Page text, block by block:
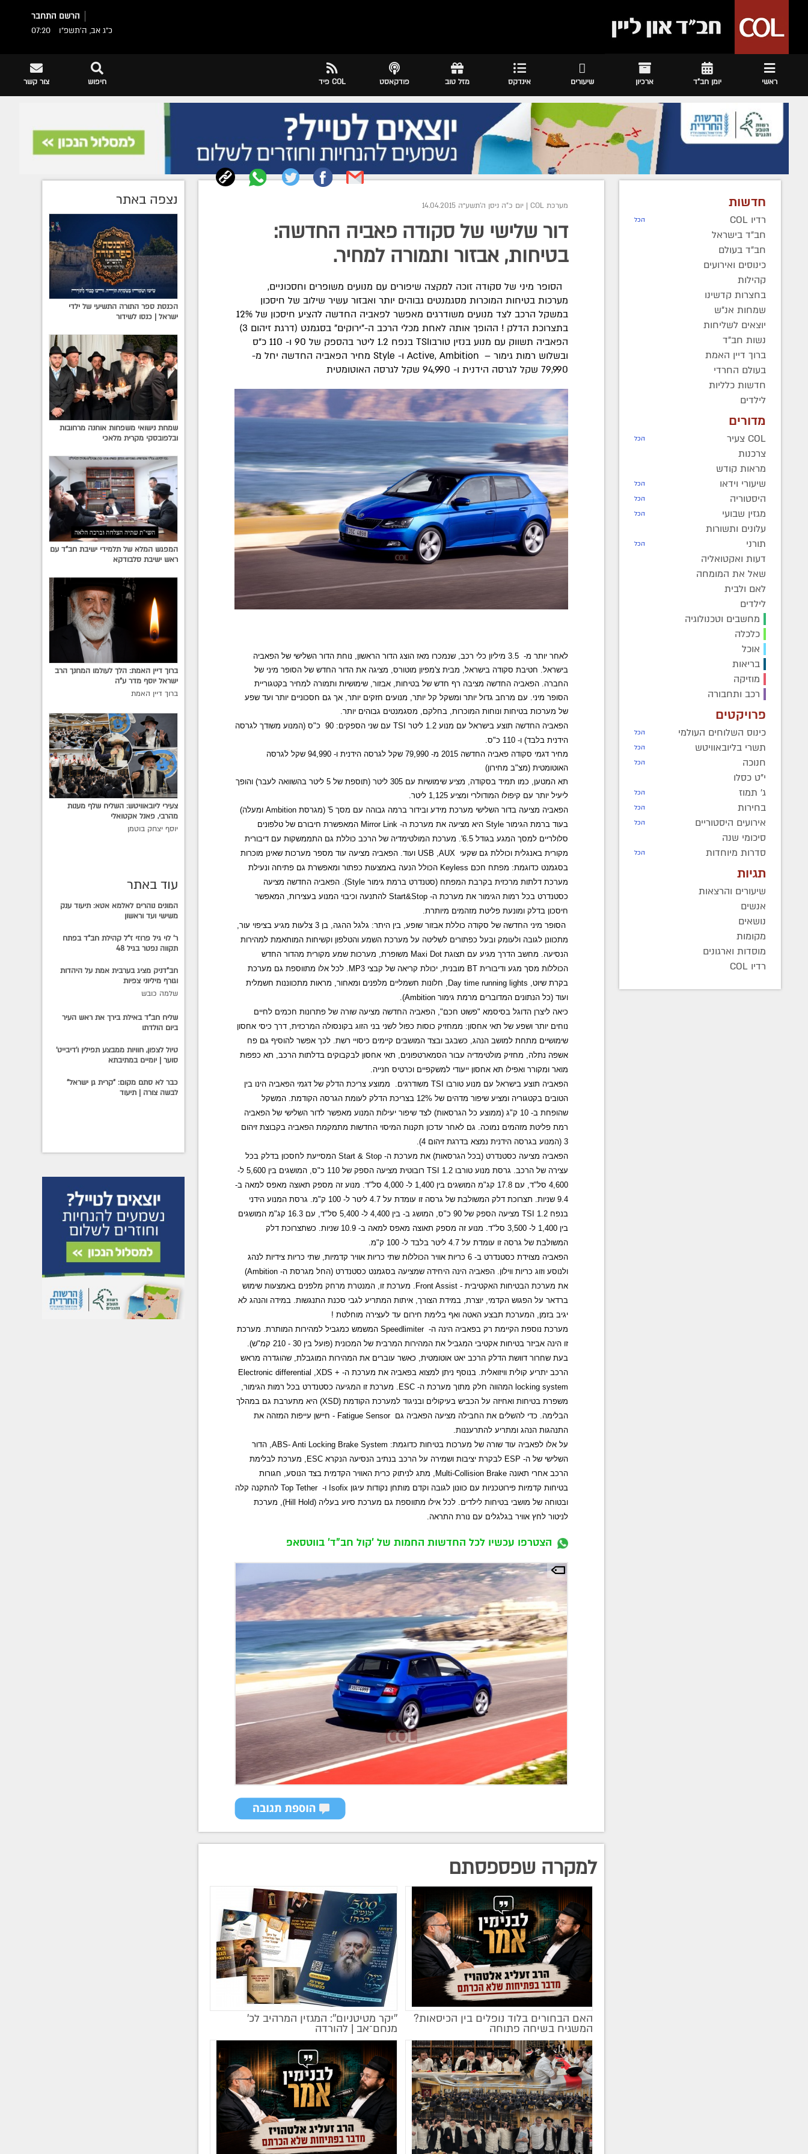
הרשם התחבר
כ"ג אב, ה׳תשפ״ו
07:20
ראשי יומן חב"ד ארכיון שיעורים אינדקס מזל טוב פודקאסט COL פיד צור קשר חיפוש
חדשות
רדיו COL הכל
חב"ד בישראל
חב"ד בעולם
כינוסים ואירועים
קהילות
בחצרות קדשינו
שמחות אנ"ש
יוצאים לשליחות
נשות חב"ד
ברוך דיין האמת
בעולם החרדי
חדשות כלליות
לילדים
מדורים
COL צעיר הכל
צרכנות
מראות קודש
שיעורי וידאו
הכל
היסטוריה הכל
מגזין שבועי הכל
עלונים ותשורות
תורני
הכל
דעות ואקטואליה
שאל את המומחה
לאם ולבית
לילדים
מחשבים וטכנולוגיה
כלכלה
אוכל
בריאות
מוזיקה
רכב ותחבורה
פרויקטים
כינוס השלוחים העולמי הכל
תשרי בליובאוויטש הכל
חנוכה הכל
י"ט כסלו
ג' תמוז
הכל
בחירות הכל
אירועים היסטוריים הכל
סיכומי שנה
סדרות מיוחדות
הכל
תגיות
שיעורים והרצאות
אנשים
נושאים
מקומות
מוסדות וארגונים
רדיו COL
מערכת COL | יום כ"ה ניסן ה׳תשע״ה 14.04.2015
דור שלישי של סקודה פאביה החדשה:
בטיחות, אבזור ותמורה למחיר.
הסופר מיני של סקודה זוכה למקצה שיפורים עם מנועים משופרים וחסכוניים,
מערכות בטיחות המוכרות מסגמנטים גבוהים יותר ואבזור עשיר שילוב של חיסכון
במשקל הרכב לצד מנועים משודרגים מאפשר לפאביה החדשה להציע חיסכון של 12%
בתצרוכת הדלק ! ההופך אותה לאחת מכלי הרכב ה-"ירוקים" בסגמנט (דרגת זיהום 3)
הפאביה תשווק עם מנוע בנזין טורבוTSI בנפח 1.2 ליטר בהספק של 90 ו- 110 כ"ס
ובשלוש רמות גימור – Active, Ambition ו- Style מחיר הפאביה החדשה יחל מ-
79,990 שקל לגרסה הידנית ו- 94,990 שקל לגרסה האוטומטית
לאחר יותר מ-
3.5 מיליון כלי רכב, שנמכרו מאז הוצג הדור הראשון, נוחת הדור השלישי של הפאביה
בישראל. חטיבת סקודה בישראל, מבית צ'מפיון מוטורס, מציגה את הדור החדש של הסופר מיני של
החברה. הפאביה החדשה מציבה רף חדש של בטיחות, אבזור, שימושיות ותמורה למחיר בקטגוריית
הסופר מיני. עם מרחב גדול יותר ומשקל קל יותר, מנועים חזקים יותר, אך גם חסכוניים יותר ועד שפע
של מערכות בטיחות ונוחות המוכרות, בחלקם, מסגמנטים גבוהים יותר.
הפאביה החדשה תוצע בישראל עם מנוע 1.2 ליטר
TSI עם שני הספקים: 90
כ"ס (המנוע משודך לגרסה
הידנית בלבד) ו- 110 כ"ס.
מחיר דגמי סקודה פאביה החדשה 2015 מ- 79,990 שקל לגרסה הידנית ו- 94,990 שקל לגרסה
האוטומטית (מצ"ב מחירון)
תא המטען, כמו תמיד בסקודה, מציע שימושיות עם 305 ליטר (תוספת של 5 ליטר בהשוואה לעבר) והופך
ליעיל יותר עם קיפולו המודולרי ומציע 1,125 ליטר.
הפאביה מציעה בדור השלישי מערכת מידע ובידור ברמה גבוהה עם מסך 5' (מגרסת
Ambition ומעלה)
בעוד ברמת הגימורStyle היא מציעה את מערכת ה-Mirror Link המאפשרת חיבורם של טלפונים
סלולריים למסך המגע בגודל 6.5'. מערכת המולטימדיה של הרכב כוללת גם התממשקות עם דיבורית
מקורית באנגלית וכוללת גם שקעי AUX
,
USB ועוד. הפאביה מציעה עוד מספר מערכות שאינן מוכרות
בסגמנט כדוגמת: מפתח חכם Keyless הכולל הנעה באמצעות כפתור ומאפשרת גם פתיחה ונעילת
מערכת דלתות מרכזית בקרבת המפתח (סטנדרט ברמת גימורStyle). הפאביה החדשה מציעה
כסטנדרט בכל רמות הגימור את מערכת ה-Start&Stop להתנעה וכיבוי המנוע בעצירות, המאפשר
חיסכון בדלק ומונעת פליטת מזהמים מיותרת.
הסופר מיני החדשה של סקודה כוללת אבזור שופע, בין היתר: גלגל ההגה, בן 3 צלעות מגיע בציפוי עור,
מתכוונן לגובה ולעומק ובעל כפתורים לשליטה על מערכת השמע והטלפון וקשיחות המותאמת למהירות
הנסיעה. מחשב הדרך מגיע עם תצוגתMaxi Dot משופרת, מערכות שמע מקורית מהדור החדש
הכוללות מסך מגע ודיבוריתBT מובנית, יכולת קריאה של קבציMP3 . לכל אלו מתווספת גם מערכת
בקרת שיוט, Day time running lights , חלונות חשמליים מלפנים ומאחור, מראות מתכווננות חשמלית
ועוד (כל הנתונים המדוברים מרמת גימורAmbition
).
כיאה ליצרן הדוגל בסיסמא "פשוט חכם"
, הפאביה החדשה מציעה שורה של פתרונות חכמים לחיים
נוחים יותר ושפע של תאי אחסון: ממחזיק כוסות כפול לשני בני הזוג בקונסולה המרכזית, דרך כיסי אחסון
שימושיים מתחת למושב הנהג, כשבגב ובצד המושבים קיימים כיסויי רשת. לכך אפשר להוסיף גם פח
אשפה נתלה, מחזיק מולטימדיה עבור הסמארטפונים, תאי אחסון לבקבוקים בדלתות הרכב, תא כפפות
מואר ומקורר ואפילו תא אחסון ייעודי למשקפיים וכרטיס חנייה.
הפאביה תוצע בישראל עם מנוע טורבו
TSI משודרגים.
ממוצע צריכת הדלק של דגמי הפאביה הינו בין
הטובים בקטגוריה ומציע שיפור מדהים של 12% בצריכת הדלק לעומת הגרסה הקודמת. המשקל
שהופחת ב- 10 ק"ג (ממוצע כל הגרסאות) לצד שיפור יעילות המנוע מאפשר לדור השלישי של הפאביה
רמת פליטת מזהמים נמוכה. גם לאחר עדכון תקנות המיסוי החדשות מתמקמת הפאביה בקבוצת זיהום
3 (המנוע בגרסה הידנית נמצא בדרגת זיהום 4).
הפאביה מציעה כסטנדרט (בכל הגרסאות) את מערכת ה- Start & Stopהמסייעת לחסכון בדלק בכל
עצירה של הרכב. גרסת מנוע טורבו 1.2
TSI
רובוטית מציעה הספק של 110 כ"ס, המושגים בין 5,600 ל-
4,600 סל"ד, עם 17.8 קג"מ המושגים בין 1,400 ל- 4,000 סל"ד. מנוע זה מספק תאוצה מאפס למאה ב-
9.4 שניות. תצרוכת דלק המשולבת של גרסה זו עומדת על 4.7 ליטר ל- 100 ק"מ. גרסת המנוע הידני
בנפח 1.2
TSI
מציעה הספק של 90 כ"ס, המושג ב- בין 4,400 ל- 5,400 סל"ד, עם 16.3 קג"מ המושגים
בין 1,400 ל- 3,500 סל"ד. מנוע זה מספק תאוצה מאפס למאה ב- 10.9 שניות. כשתצרוכת דלק
המשולבת של גרסה זו עומדת על 4.7 ליטר בלבד ל- 100 ק"מ.
הפאביה מצוידת כסטנדרט ב- 6 כריות אוויר הכוללות שתי כריות אוויר קדמיות, שתי כריות צידיות לנהג
ולנוסע וזוג כריות ווילון. הפאביה הינה היחידה שמציעה בסגמנט כסטנדרט (החל מגרסת ה-Ambition
)
את מערכת הבטיחות האקטיבית -Front Assist . מערכת זו, המנטרת מרחק מלפנים באמצעות שימוש
ברדאר על הפגוש הקדמי, יוצרת, במידת הצורך, איתות המתריע לגבי סכנת התנגשות. במידה והנהג לא
יגיב בזמן, המערכת תבצע האטה ואף בלימת חירום עד לעצירה מוחלטת !
מערכת נוספת הקיימת רק בפאביה הינה ה- Speedlimiter המשמש כמגביל למהירות המותרת. מערכת
זו הינה אביזר בטיחות אקטיבי המגביל את המהירות המרבית של המכונית (פועל בין 30 - 210 קמ"ש).
בעת שחרור דוושת הדלק הרכב יאט אוטומטית, כאשר עוברים את המהירות המוגבלת, שהוגדרה מראש
הרכב יתריע קולית וויזואלית. בנוסף ניתן למצוא בפאביה את מערכת ה- XDS +
,
Electronic differential
locking system המהווה חלק מתוך מערכת ה- ESC . מערכת זו המגיעה כסטנדרט בכל רמות הגימור,
משפרת בטיחות ואחיזה על הכביש בעיקולים ובניגוד למערכת הקודמת (XSD)היא מתערבת גם במהלך
הבלימה. כדי להשלים את החבילה מציעה הפאביה גם Fatigue Sensor - חיישן עייפות המזהה את
התנהגות הנהג ומתריע להתרעננות.
על אלו לפאביה עוד שורה של מערכות בטיחות כדוגמת: ABS- Anti Locking Brake System, הדור
השלישי של ה- ESP לבקרת יציבות ושמירה על הרכב בנתיב הנסיעה הנקראESC , מערכת לבלימת
הרכב אחרי תאונהMulti-Collision Brake , מתג לניתוק כרית האוויר הקדמית בצד הנוסע, חגורות
בטיחות קדמיות פירוטכניות עם כוונון לגובה וקדם מותחן נקודות עיגון Isofixו- Top Tether להתקנה קלה
ובטוחה של מושבי בטיחות לילדים. לכל אילו מתווספת גם מערכת סיוע בעליה (Hill Hold), מערכת
לניטור לחץ אוויר בגלגלים עם נורת התראה.
הצטרפו עכשיו לכל החדשות החמות של 'קול חב"ד' בווטסאפ
למקרה שפספסתם
האם הבחורים בלוד נופלים בין הכיסאות?
המשגיח בשיחה פתוחה
מקודם
''יקר מטיטניום'': המגזין המרהיב לכ’
מנחם־אב | להורדה
נצפה באתר
הכנסת ספר התורה התשיעי של ילדי
ישראל | כנסו לשידור
שמחת נישואי משפחות אוחנה מרחובות
ובלפובסקי מקרית מלאכי
המפגש המלא של תלמידי ישיבת חב"ד עם
ראש ישיבת סלבודקא
ברוך דיין האמת: הלך לעולמו המחנך הרב
ישראל יוסף מדר ע"ה
ברוך דיין האמת
צעירי ליובאוויטש: השליח שלף מענות
מהרבי, פאנל אקטואלי
יוסף יצחק בוטמן
עוד באתר
המונים נוהרים לאלמא אטא: תיעוד ענק
משישי ועד וראשון
ר' לוי גיל פרוזי ז"ל קהילת חב"ד בפתח
תקווה נפטר בגיל 48
חב"דניק מציג בערבית אמת על היהדות
וגורף מיליוני צפיות
שלמה כובש
שליח חב"ד באילת בירך את ראש העיר
ביום הולדתו
טיול לצפון, חוויות ממבצע תפילין ו'דיבייט'
סוער | יומיים במתיבתא
כבר לא סתם מקום: "קרית גן ישראל"
לבשה צורה | תיעוד